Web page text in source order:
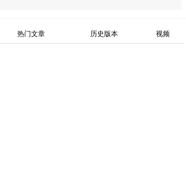
热门文章 历史版本 视频